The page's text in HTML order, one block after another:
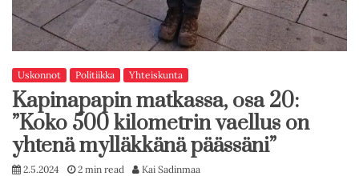
Uskonnot Politiikka Yhteiskunta
Kapinapapin matkassa, osa 20:
”Koko 500 kilometrin vaellus on
yhtenä mylläkkänä päässäni”
2.5.2024 2 min read Kai Sadinmaa